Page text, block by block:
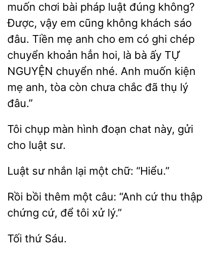
muốn chơi bài pháp luật đúng không?
Được, vậy em cũng không khách sáo
đâu. Tiền mẹ anh cho em có ghi chép
chuyển khoản hẳn hoi, là bà ấy TỰ
NGUYỆN chuyển nhé. Anh muốn kiện
anh, tòa còn chưa chắc đã
lý
đâu.”
Tôi màn hình
chat này, gửi
cho luật
sư lại chữ: “Hiểu.”
Rồi bồi thêm câu: “Anh cứ
thập
cứ, để tôi xử lý.”